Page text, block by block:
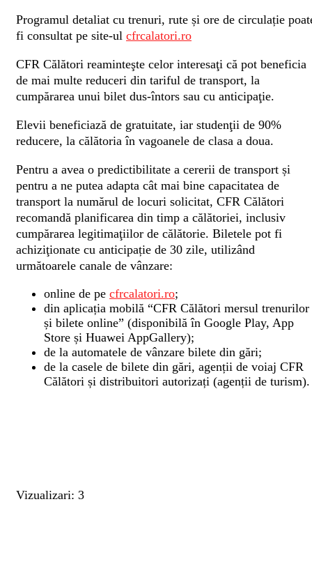
Programul detaliat cu trenuri, rute și ore de circulație
fi consultat pe site-ul cfrcalatori.ro
CFR Călători reaminteşte celor interesaţi că pot beneficia
de mai multe reduceri din tariful de transport, la
cumpărarea unui bilet dus-întors sau cu anticipaţie.
Elevii beneficiază de gratuitate, iar studenţii de 90%
reducere, la călătoria în vagoanele de clasa a doua.
Pentru a avea o predictibilitate a cererii de transport și
pentru a ne putea adapta cât mai bine capacitatea de
transport la numărul de locuri solicitat, CFR Călători
recomandă planificarea din timp a călătoriei, inclusiv
cumpărarea legitimaţiilor de călătorie. Biletele pot fi
achiziţionate cu anticipație de 30 zile, utilizând
următoarele canale de vânzare:
online de pe cfrcalatori.ro;
din aplicația mobilă “CFR Călători mersul trenurilor
și bilete online” (disponibilă în Google Play, App
Store și Huawei AppGallery);
de la automatele de vânzare bilete din gări;
de la casele de bilete din gări, agenții de voiaj CFR
Călători și distribuitori autorizați (agenții de turism).
Vizualizari: 3